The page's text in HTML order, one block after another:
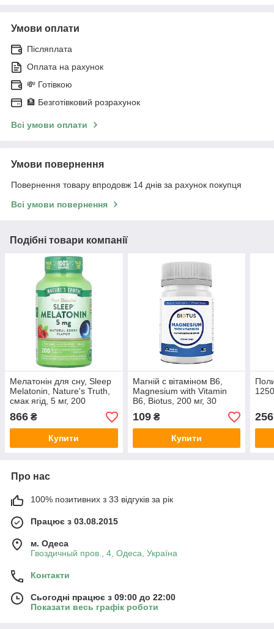
Умови оплати
Післяплата
Оплата на рахунок
💸 Готівкою
🏦 Безготівковий розрахунок
Всі умови оплати
Умови повернення
Повернення товару впродовж 14 днів за рахунок покупця
Всі умови повернення
Подібні товари компанії
Мелатонін для сну, Sleep
Melatonin, Nature's Truth,
смак ягід, 5 мг, 200
швидкорозчинних
таблеток
866 ₴
Купити
Магній с вітаміном В6,
Magnesium with Vitamin
B6, Biotus, 200 мг, 30
таблеток
109₴
Купити
256
Про нас
100% позитивних з 33 відгуків за рік
Працює з 03.08.2015
м. Одеса
Гвоздичный пров., 4, Одеса, Україна
Контакти
Сьогодні працює з 09:00 до 22:00
Показати весь графік роботи